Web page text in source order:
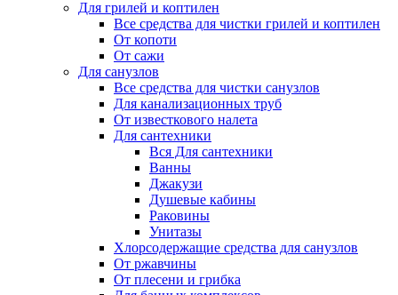
Для грилей и коптилен
Все средства для чистки грилей и коптилен
От копоти
От сажи
Для санузлов
Все средства для чистки санузлов
Для канализационных труб
От известкового налета
Для сантехники
Вся Для сантехники
Ванны
Джакузи
Душевые кабины
Раковины
Унитазы
Хлорсодержащие средства для санузлов
От ржавчины
От плесени и грибка